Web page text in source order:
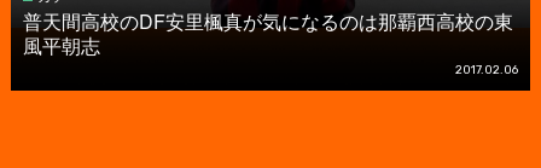
普天間高校のDF安里楓真が気になるのは那覇西高校の東
風平朝志
2017.02.06